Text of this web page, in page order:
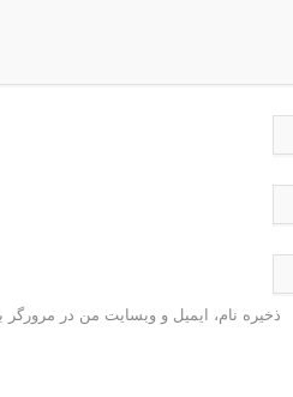
ذخیره نام، ایمیل و وبسایت من در مرورگر